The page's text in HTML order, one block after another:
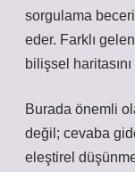
sorgulama
eder. Farklı
bilişsel
Burada önemli
değil; cevaba
eleştirel